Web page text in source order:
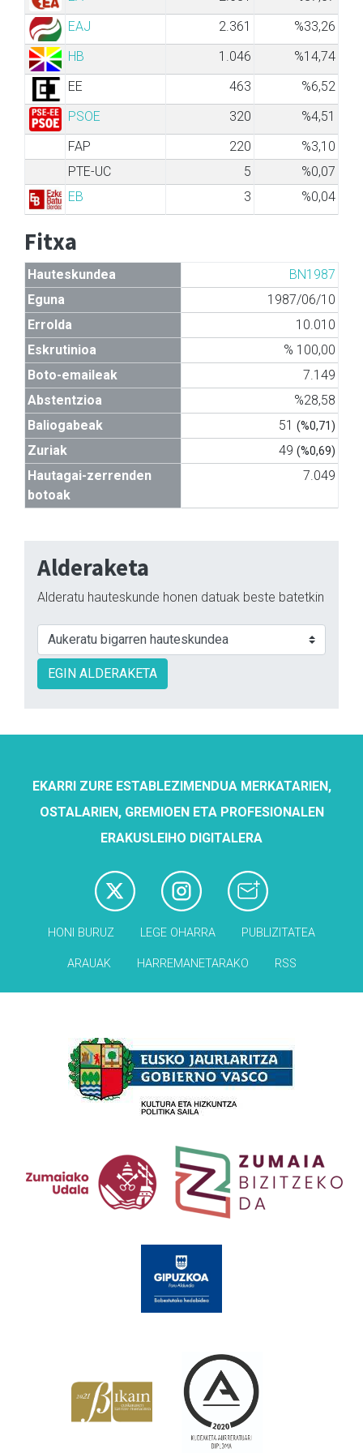
EAJ
2.361
%33,26
HB
1.046
%14,74
EE
463
%6,52
PSOE
320
%4,51
FAP
220
%3,10
PTE-UC
5
%0,07
EB
3 %0,04
Fitxa
Hauteskundea
BN1987
Eguna
1987/06/10
Errolda
10.010
Eskrutinioa
% 100,00
Boto-emaileak
7.149
Abstentzioa
%28,58
Baliogabeak
51 (%0,71)
Zuriak 49 (%0,69)
Hautagai-zerrenden
botoak
7.049
Alderaketa
Alderatu hauteskunde honen datuak beste batetkin
EGIN ALDERAKETA
EKARRI ZURE ESTABLEZIMENDUA MERKATARIEN,
OSTALARIEN, GREMIOEN ETA PROFESIONALEN
ERAKUSLEIHO DIGITALERA
HONI BURUZ LEGE OHARRA PUBLIZITATEA
ARAUAK HARREMANETARAKO RSS